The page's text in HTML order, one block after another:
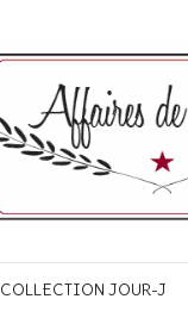
COLLECTION JOUR-J